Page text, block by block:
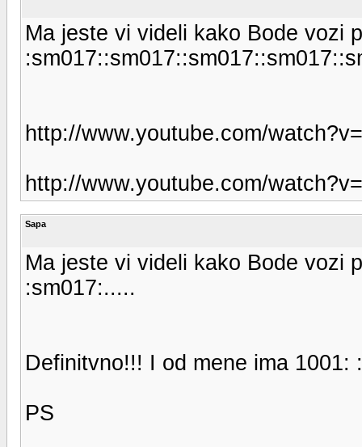
Ma jeste vi videli kako Bode vozi
http://www.youtube.com/
http://www.youtube.com/
Sapa
Ma jeste vi videli kako Bode vozi
:sm017:.....
Definitvno!!! I od mene ima 1001:
PS